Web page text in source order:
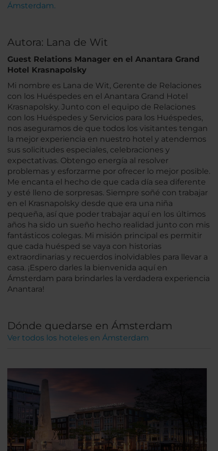
Ámsterdam.
Autora: Lana de Wit
Guest Relations Manager en el Anantara Grand
Hotel Krasnapolsky
Mi nombre es Lana de Wit, Gerente de Relaciones
con los Huéspedes en el Anantara Grand Hotel
Krasnapolsky. Junto con el equipo de Relaciones
con los Huéspedes y Servicios para los Huéspedes,
nos aseguramos de que todos los visitantes tengan
la mejor experiencia en nuestro hotel y atendemos
sus solicitudes especiales, celebraciones y
expectativas. Obtengo energía al resolver
problemas y esforzarme por ofrecer lo mejor posible.
Me encanta el hecho de que cada día sea diferente
y esté lleno de sorpresas. Siempre soñé con trabajar
en el Krasnapolsky desde que era una niña
pequeña, así que poder trabajar aquí en los últimos
años ha sido un sueño hecho realidad junto con mis
fantásticos colegas. Mi misión principal es permitir
que cada huésped se vaya con historias
extraordinarias y recuerdos inolvidables para llevar a
casa. ¡Espero darles la bienvenida aquí en
Ámsterdam para brindarles la verdadera experiencia
Anantara!
Dónde quedarse en Ámsterdam
Ver todos los hoteles en Ámsterdam